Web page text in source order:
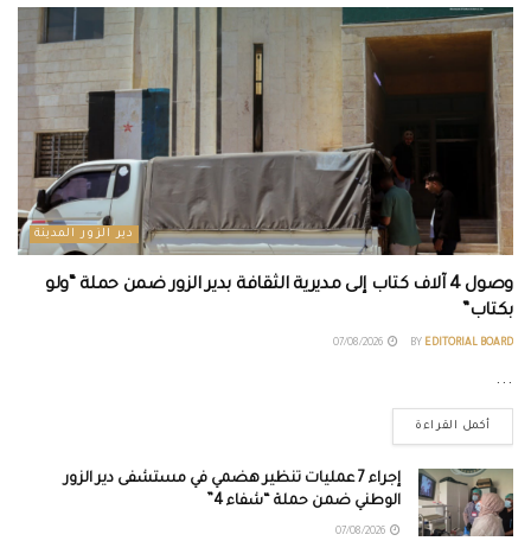
دير الزور المدينة
وصول 4 آلاف كتاب إلى مديرية الثقافة بدير الزور ضمن حملة “ولو
بكتاب”
BY EDITORIAL BOARD
...
أكمل القراءة
إجراء 7 عمليات تنظير هضمي في مستشفى دير الزور
الوطني ضمن حملة “شفاء 4”